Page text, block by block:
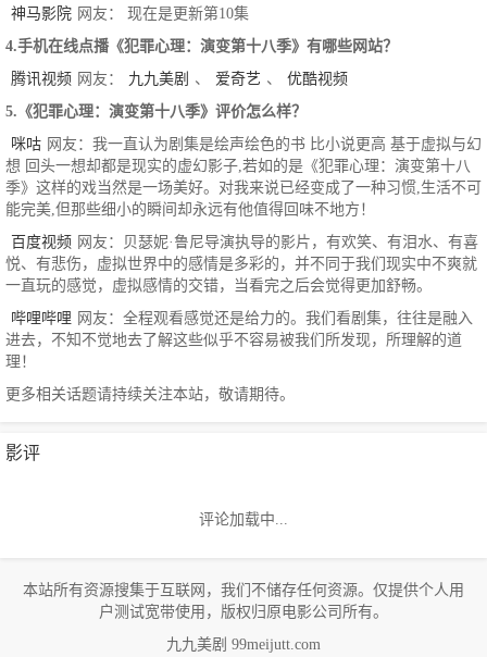
神马影院 网友： 现在是更新第10集
4.手机在线点播《犯罪心理：演变第十八季》有哪些网站？
腾讯视频 网友： 九九美剧 、 爱奇艺 、
优酷视频
5.《犯罪心理：演变第十八季》评价怎么样？
咪咕 网友：我一直认为剧集是绘声绘色的书 比小说更高 基于虚拟与幻
想 回头一想却都是现实的虚幻影子,若如的是《犯罪心理：演变第十八
季》这样的戏当然是一场美好。对我来说已经变成了一种习惯,生活不可
能完美,但那些细小的瞬间却永远有他值得回味不地方！
百度视频 网友：贝瑟妮·鲁尼导演执导的影片，有欢笑、有泪水、有喜
悦、有悲伤，虚拟世界中的感情是多彩的，并不同于我们现实中不爽就
一直玩的感觉，虚拟感情的交错，当看完之后会觉得更加舒畅。
哔哩哔哩 网友：全程观看感觉还是给力的。我们看剧集，往往是融入
进去，不知不觉地去了解这些似乎不容易被我们所发现，所理解的道
理！
更多相关话题请持续关注本站，敬请期待。
影评
评论加载中...
本站所有资源搜集于互联网，我们不储存任何资源。仅提供个人用
户测试宽带使用，版权归原电影公司所有。
九九美剧 99meijutt.com